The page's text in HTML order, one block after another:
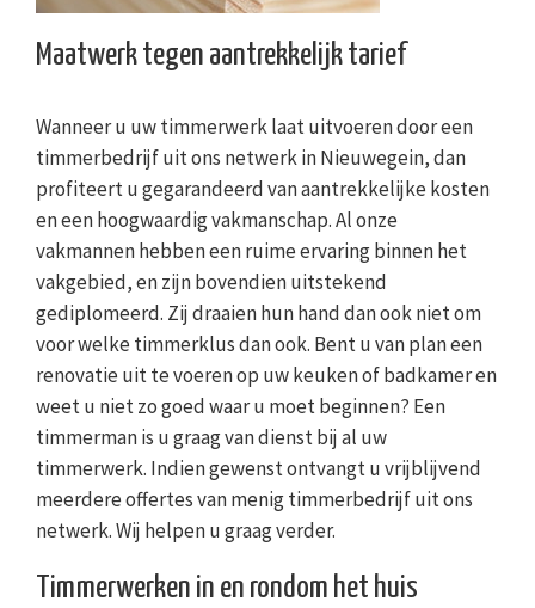
Maatwerk tegen aantrekkelijk tarief
Wanneer u uw timmerwerk laat uitvoeren door een
timmerbedrijf uit ons netwerk in Nieuwegein, dan
profiteert u gegarandeerd van aantrekkelijke kosten
en een hoogwaardig vakmanschap. Al onze
vakmannen hebben een ruime ervaring binnen het
vakgebied, en zijn bovendien uitstekend
gediplomeerd. Zij draaien hun hand dan ook niet om
voor welke timmerklus dan ook. Bent u van plan een
renovatie uit te voeren op uw keuken of badkamer en
weet u niet zo goed waar u moet beginnen? Een
timmerman is u graag van dienst bij al uw
timmerwerk. Indien gewenst ontvangt u vrijblijvend
meerdere offertes van menig timmerbedrijf uit ons
netwerk. Wij helpen u graag verder.
Timmerwerken in en rondom het huis